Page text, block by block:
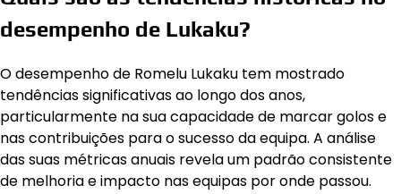
desempenho de Lukaku?
O desempenho de Romelu Lukaku tem mostrado
tendências significativas ao longo dos anos,
particularmente na sua capacidade de marcar golos e
nas contribuições para o sucesso da equipa. A análise
das suas métricas anuais revela um padrão consistente
de melhoria e impacto nas equipas por onde passou.